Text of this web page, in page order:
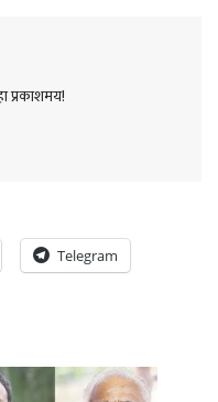
प्रकाशमय!
Telegram